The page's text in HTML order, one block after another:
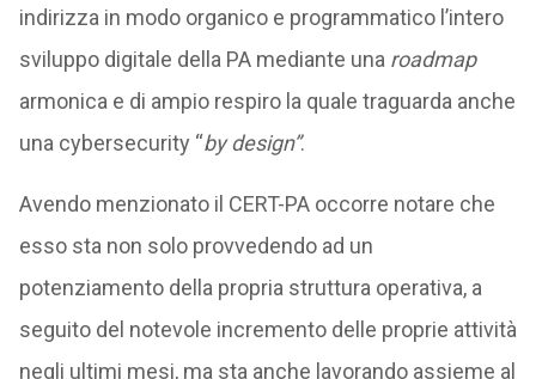
indirizza in modo organico e programmatico l’intero
sviluppo digitale della PA mediante una roadmap
armonica e di ampio respiro la quale traguarda anche
una cybersecurity “by design”.
Avendo menzionato il CERT-PA occorre notare che
esso sta non solo provvedendo ad un
potenziamento della propria struttura operativa, a
seguito del notevole incremento delle proprie attività
negli ultimi mesi, ma sta anche lavorando assieme al